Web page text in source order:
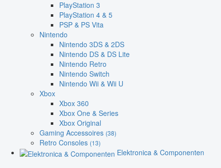
PlayStation 3
PlayStation 4 & 5
PSP & PS Vita
Nintendo
Nintendo 3DS & 2DS
Nintendo DS & DS Lite
Nintendo Retro
Nintendo Switch
Nintendo Wii & Wii U
Xbox
Xbox 360
Xbox One & Series
Xbox Original
Gaming Accessoires (38)
Retro Consoles (13)
Elektronica & Componenten